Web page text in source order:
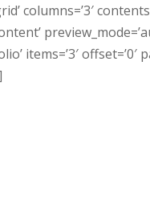
columns=’3′
items=’3′ offset=’0′